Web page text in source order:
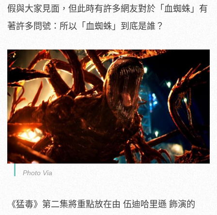
假與大家見面，但此時有許多網友對於「血蜘蛛」有
著許多問號：所以「血蜘蛛」到底是誰？
Photo Via
《猛毒》第二集將重點放在由 伍迪哈里遜 飾演的